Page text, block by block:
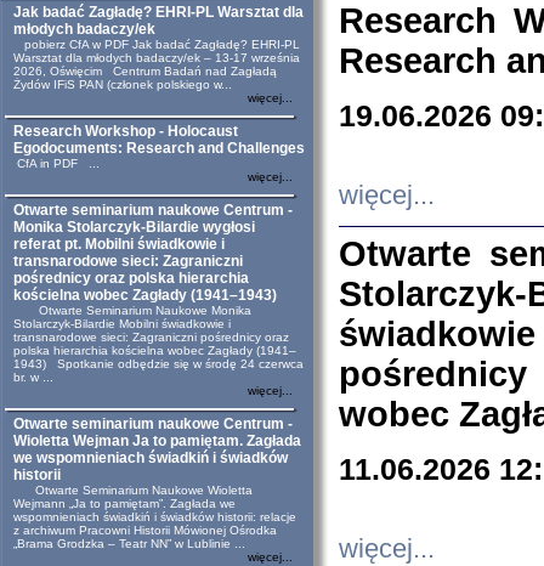
Jak badać Zagładę? EHRI-PL Warsztat dla
młodych badaczy/ek
pobierz CfA w PDF Jak badać Zagładę? EHRI-PL
Warsztat dla młodych badaczy/ek – 13-17 września
2026, Oświęcim Centrum Badań nad Zagładą
Żydów IFiS PAN (członek polskiego w...
więcej...
Research Workshop - Holocaust
Egodocuments: Research and Challenges
CfA in PDF ...
więcej...
Otwarte seminarium naukowe Centrum -
Monika Stolarczyk-Bilardie wygłosi
referat pt. Mobilni świadkowie i
transnarodowe sieci: Zagraniczni
pośrednicy oraz polska hierarchia
kościelna wobec Zagłady (1941–1943)
Otwarte Seminarium Naukowe Monika
Stolarczyk-Bilardie Mobilni świadkowie i
transnarodowe sieci: Zagraniczni pośrednicy oraz
polska hierarchia kościelna wobec Zagłady (1941–
1943) Spotkanie odbędzie się w środę 24 czerwca
br. w ...
więcej...
Otwarte seminarium naukowe Centrum -
Wioletta Wejman Ja to pamiętam. Zagłada
we wspomnieniach świadkiń i świadków
historii
Otwarte Seminarium Naukowe Wioletta
Wejmann „Ja to pamiętam”. Zagłada we
wspomnieniach świadkiń i świadków historii: relacje
z archiwum Pracowni Historii Mówionej Ośrodka
„Brama Grodzka – Teatr NN” w Lublinie ...
więcej...
Research
Research
19.06.2026
więcej...
Otwarte
wobec
11.06.2026
więcej...